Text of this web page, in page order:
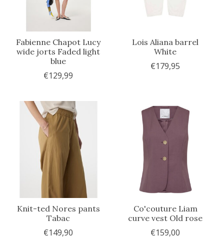
Fabienne Chapot Lucy
wide jorts Faded light
blue
€129,99
Lois Aliana barrel
White
€179,95
Knit-ted Nores pants
Tabac
€149,90
Co'couture Liam
curve vest Old rose
€159,00